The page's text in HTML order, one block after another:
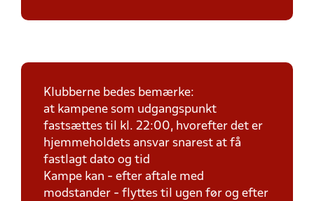
Klubberne bedes bemærke:
at kampene som udgangspunkt
fastsættes til kl. 22:00, hvorefter det er
hjemmeholdets ansvar snarest at få
fastlagt dato og tid
Kampe kan - efter aftale med
modstander - flyttes til ugen før og efter